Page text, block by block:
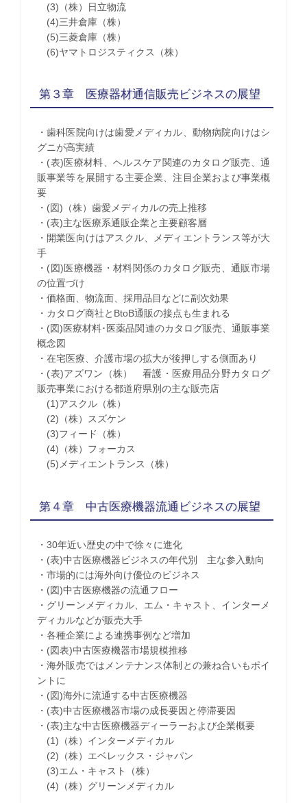
(3)（株）日立物流
(4)三井倉庫（株）
(5)三菱倉庫（株）
(6)ヤマトロジスティクス（株）
第３章 医療器材通信販売ビジネスの展望
・歯科医院向けは歯愛メディカル、動物病院向けはシ
グニが高実績
・(表)医療材料、ヘルスケア関連のカタログ販売、通
販事業等を展開する主要企業、注目企業および事業概
要
・(図)（株）歯愛メディカルの売上推移
・(表)主な医療系通販企業と主要顧客層
・開業医向けはアスクル、メディエントランス等が大
手
・(図)医療機器・材料関係のカタログ販売、通販市場
の位置づけ
・価格面、物流面、採用品目などに副次効果
・カタログ商社とBtoB通販の接点も生まれる
・(図)医療材料･医薬品関連のカタログ販売、通販事業
概念図
・在宅医療、介護市場の拡大が後押しする側面あり
・(表)アズワン（株） 看護・医療用品分野カタログ
販売事業における都道府県別の主な販売店
(1)アスクル（株）
(2)（株）スズケン
(3)フィード（株）
(4)（株）フォーカス
(5)メディエントランス（株）
第４章 中古医療機器流通ビジネスの展望
・30年近い歴史の中で徐々に進化
・(表)中古医療機器ビジネスの年代別 主な参入動向
・市場的には海外向け優位のビジネス
・(図)中古医療機器の流通フロー
・グリーンメディカル、エム・キャスト、インターメ
ディカルなどが販売大手
・各種企業による連携事例など増加
・(図表)中古医療機器市場規模推移
・海外販売ではメンテナンス体制との兼ね合いもポイ
ントに
・(図)海外に流通する中古医療機器
・(表)中古医療機器市場の成長要因と停滞要因
・(表)主な中古医療機器ディーラーおよび企業概要
(1)（株）インターメディカル
(2)（株）エベレックス・ジャパン
(3)エム・キャスト（株）
(4)（株）グリーンメディカル